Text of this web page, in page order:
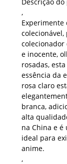
,
Experimente
colecionador
e inocente,
rosadas,
essência da
rosa claro
branca,
alta
na China e é
ideal para
anime.
,